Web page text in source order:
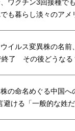
ワクチン3回接種で
も暮らし淡々のアメ
イルス変異株の名前
終了 その後どうなる
の命名めぐる中国へ
避ける「一般的な姓だ